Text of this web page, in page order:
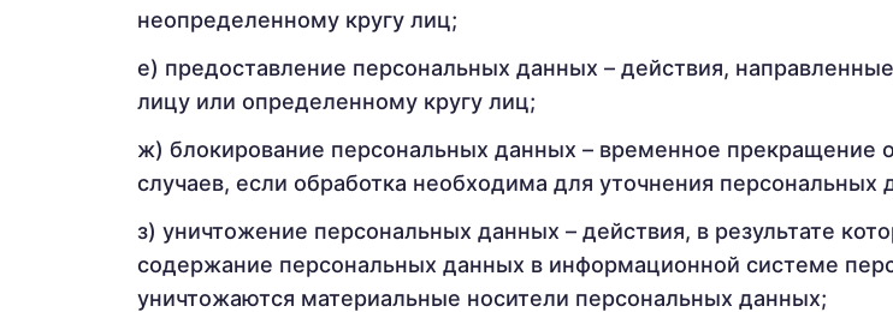
неопределенному кругу лиц;
предоставление персональных данных – действия,
лицу или определенному кругу лиц;
блокирование персональных данных – временное прекращение
случаев, если обработка необходима для уточнения персональных
уничтожение персональных данных – действия, в результате
содержание персональных данных в информационной системе
уничтожаются материальные носители персональных данных;